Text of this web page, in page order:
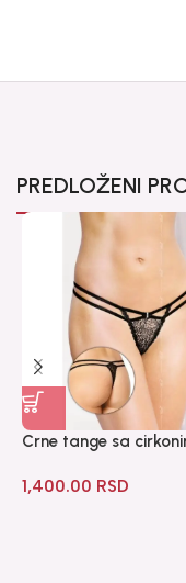
PREDLOŽENI
Crne tange sa
1,400.00 RSD